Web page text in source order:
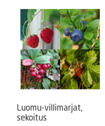
6,50 €.4,99 €.
Luomu-villimarjat,
sekoitus